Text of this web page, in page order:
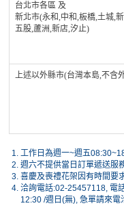
台北市各區 及
新北市(永和,中和,板橋,土城,
五股,蘆洲,新店,汐止)
上述以外縣市(台灣本島,不含
1. 工作日為週一~週五
2. 週六不提供當日訂單遞送服
3. 喜慶及喪禮花架因有時間要
4. 洽詢電話:02-25457118, 電
12:30 /週日(無), 急單請來電